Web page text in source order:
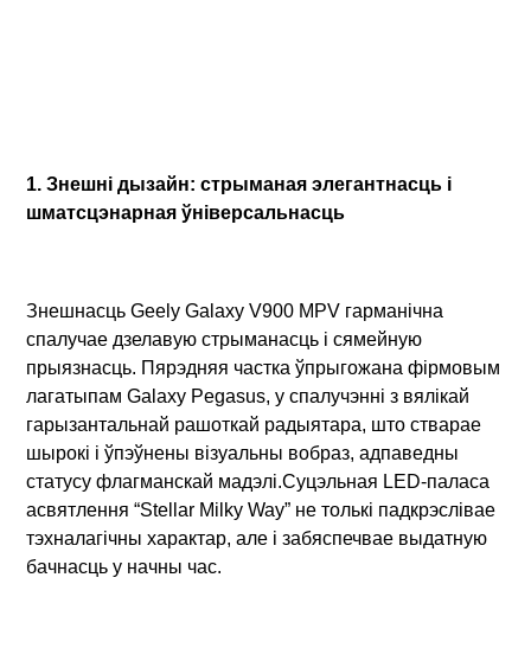
1. Знешні дызайн: стрыманая элегантнасць і
шматсцэнарная ўніверсальнасць
Знешнасць Geely Galaxy V900 MPV гарманічна
спалучае дзелавую стрыманасць і сямейную
прыязнасць. Пярэдняя частка ўпрыгожана фірмовым
лагатыпам Galaxy Pegasus, у спалучэнні з вялікай
гарызантальнай рашоткай радыятара, што стварае
шырокі і ўпэўнены візуальны вобраз, адпаведны
статусу флагманскай мадэлі.Суцэльная LED-паласа
асвятлення “Stellar Milky Way” не толькі падкрэслівае
тэхналагічны характар, але і забяспечвае выдатную
бачнасць у начны час.